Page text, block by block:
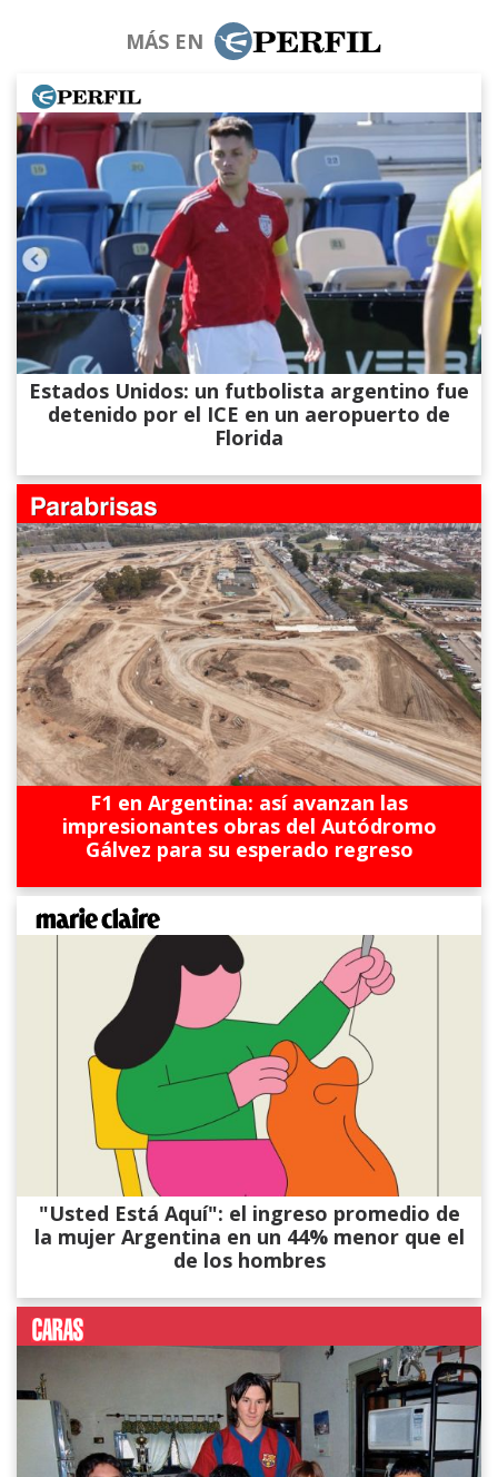
MÁS EN
Estados Unidos: un futbolista argentino fue
detenido por el ICE en un aeropuerto de
Florida
F1 en Argentina: así avanzan las
impresionantes obras del Autódromo
Gálvez para su esperado regreso
"Usted Está Aquí": el ingreso promedio de
la mujer Argentina en un 44% menor que el
de los hombres